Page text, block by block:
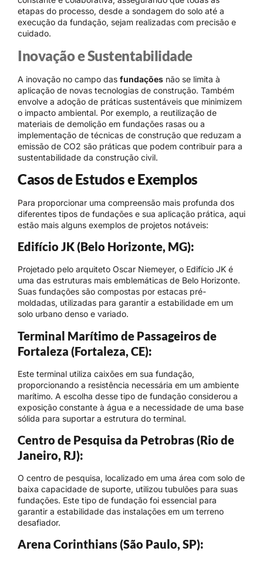
etapas do processo, desde a sondagem do solo até a
execução da fundação, sejam realizadas com precisão e
cuidado.
Inovação e Sustentabilidade
A inovação no campo das fundações não se limita à
aplicação de novas tecnologias de construção. Também
envolve a adoção de práticas sustentáveis que minimizem
o impacto ambiental. Por exemplo, a reutilização de
materiais de demolição em fundações rasas ou a
implementação de técnicas de construção que reduzam a
emissão de CO2 são práticas que podem contribuir para a
sustentabilidade da construção civil.
Casos de Estudos e Exemplos
Para proporcionar uma compreensão mais profunda dos
diferentes tipos de fundações e sua aplicação prática, aqui
estão mais alguns exemplos de projetos notáveis:
Edifício JK (Belo Horizonte, MG):
Projetado pelo arquiteto Oscar Niemeyer, o Edifício JK é
uma das estruturas mais emblemáticas de Belo Horizonte.
Suas fundações são compostas por estacas pré-
moldadas, utilizadas para garantir a estabilidade em um
solo urbano denso e variado.
Terminal Marítimo de Passageiros de
Fortaleza (Fortaleza, CE):
Este terminal utiliza caixões em sua fundação,
proporcionando a resistência necessária em um ambiente
marítimo. A escolha desse tipo de fundação considerou a
exposição constante à água e a necessidade de uma base
sólida para suportar a estrutura do terminal.
Centro de Pesquisa da Petrobras (Rio de
Janeiro, RJ):
O centro de pesquisa, localizado em uma área com solo de
baixa capacidade de suporte, utilizou tubulões para suas
fundações. Este tipo de fundação foi essencial para
garantir a estabilidade das instalações em um terreno
desafiador.
Arena Corinthians (São Paulo, SP):